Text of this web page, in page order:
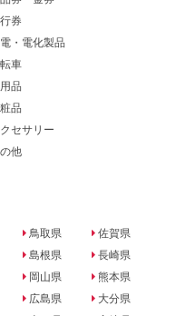
券
・電化製品
車
品
品
セサリー
他
鳥取県
島根県
岡山県
広島県
佐賀県
長崎県
熊本県
大分県